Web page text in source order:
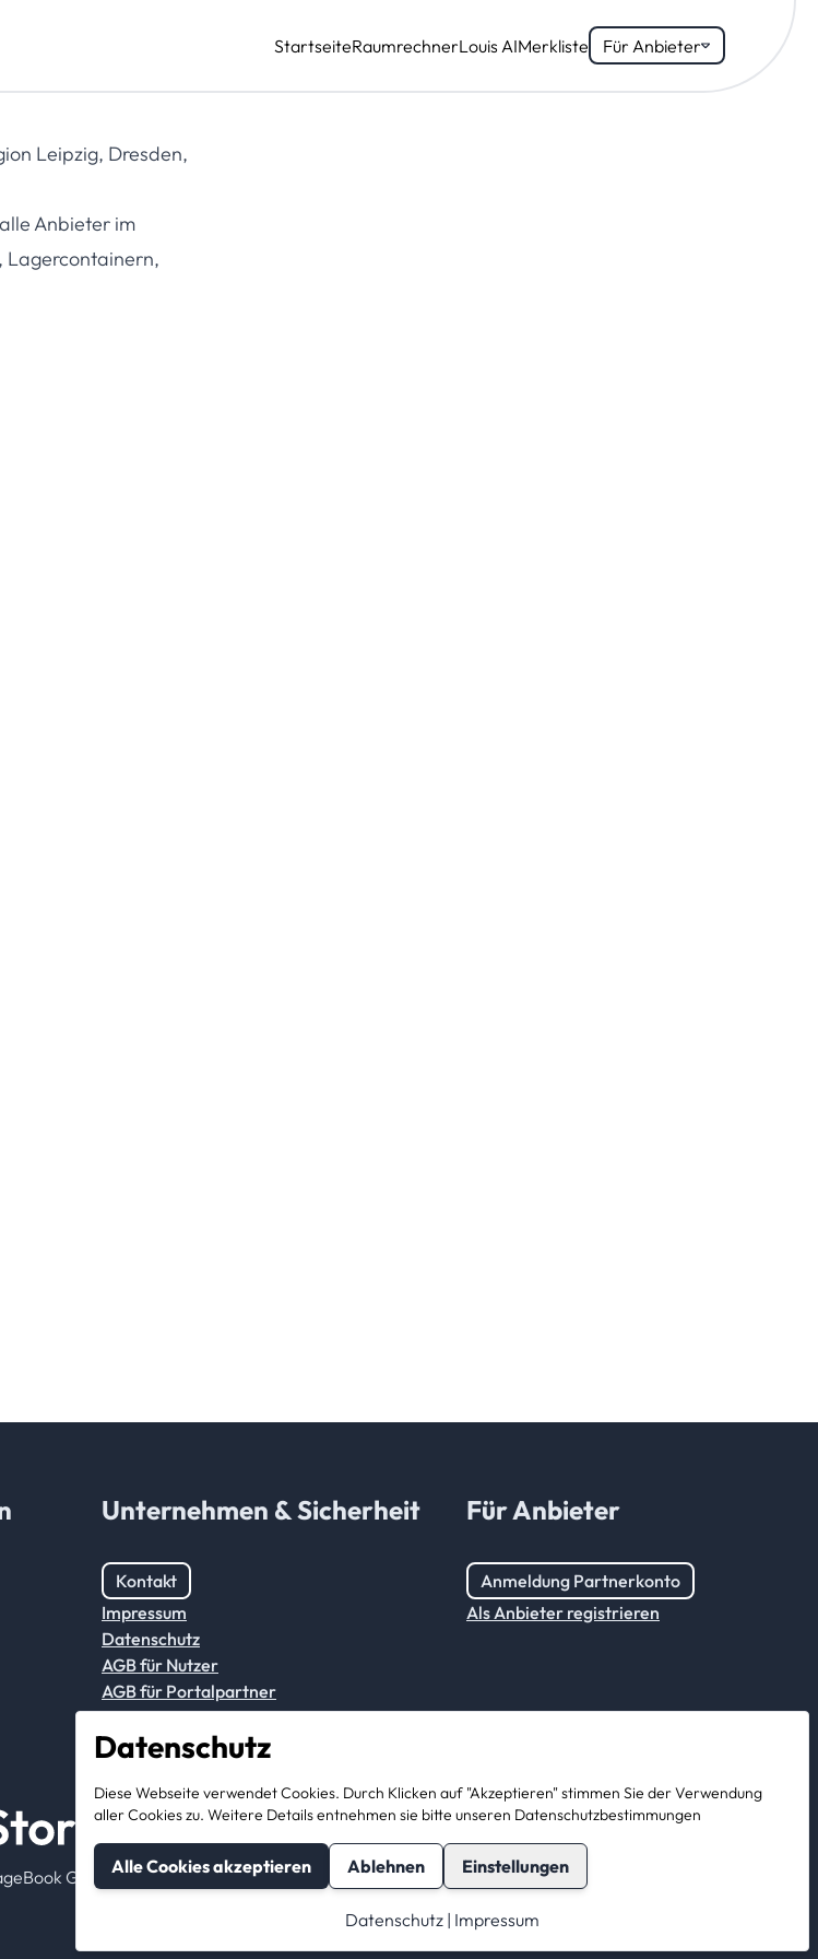
StartseiteRaumrechnerLouis AIMerkliste Für Anbieter
Leipzig, Dresden,
Anbieter im
Lagercontainern,
Datenschutz
Diese Webseite verwendet Cookies. Durch Klicken auf "Akzeptieren" stimmen Sie der Verwendung
aller Cookies zu. Weitere Details entnehmen sie bitte unseren Datenschutzbestimmungen
Alle Cookies akzeptieren Ablehnen Einstellungen
Datenschutz | Impressum
Unternehmen & Sicherheit
Kontakt
Impressum
Datenschutz
AGB für Nutzer
AGB für Portalpartner
Für Anbieter
Anmeldung Partnerkonto
Als Anbieter registrieren
GmbH. All rights reserved.